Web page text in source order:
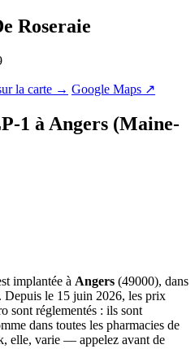
Roseraie
la carte → Google Maps ↗
1 à Angers (Maine-
implantée à Angers (49000), dans
. Depuis le 15 juin 2026, les prix
sont réglementés : ils sont
dans toutes les pharmacies de
elle, varie — appelez avant de